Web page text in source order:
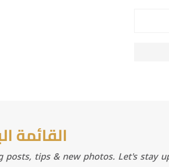
القائمة
tips & new photos. Let's stay